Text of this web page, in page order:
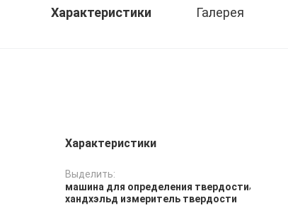
Характеристики Галерея
Характеристики
Выделить:
машина для определения твердости,
хандхэльд измеритель твердости